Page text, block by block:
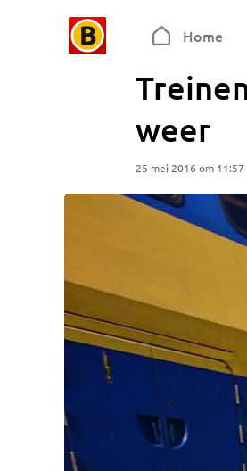
Home
weer
25 mei 2016 om